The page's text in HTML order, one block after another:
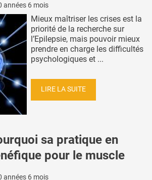
années 6 mois
Mieux maîtriser les crises est la
priorité de la recherche sur
l’Epilepsie, mais pouvoir mieux
prendre en charge les difficultés
psychologiques et ...
LIRE LA SUITE
sa pratique en
pour le muscle
années 6 mois